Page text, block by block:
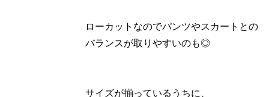
ローカットなのでパンツやスカートとの
バランスが取りやすいのも◎
サイズが揃っているうちに、